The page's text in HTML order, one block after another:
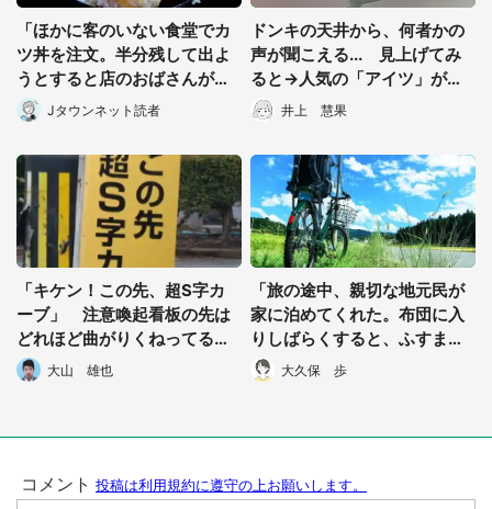
「ほかに客のいない食堂でカ
ツ丼を注文。半分残して出よ
うとすると店のおばさんが
『お兄ちゃん...』」（千葉
県・70歳以上男性）
Jタウンネット読者
ドンキの天井から、何者かの
声が聞こえる... 見上げてみ
ると→人気の「アイツ」が処
されていた件
井上 慧果
「キケン！この先、超S字カ
ーブ」 注意喚起看板の先は
どれほど曲がりくねってる？
進んでみるとまさかの光景
大山 雄也
「旅の途中、親切な地元民が
家に泊めてくれた。布団に入
りしばらくすると、ふすまの
奥から視線を感じ...」（神奈
川県・50代男性）
大久保 歩